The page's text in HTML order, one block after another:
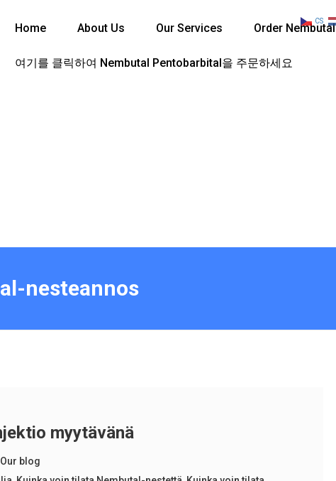
Home About Us Our Services Order Nembutal
여기를 클릭하여 Nembutal Pentobarbital을 주문하세요
nesteannos
myytävänä
Our blog
CS